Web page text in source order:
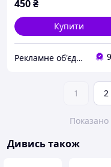
450₴
Купити
Рекламне об'єднання "МОЛОДЕЦЬ" - супермаркет реклами №1
1 2
Показано
Дивись також